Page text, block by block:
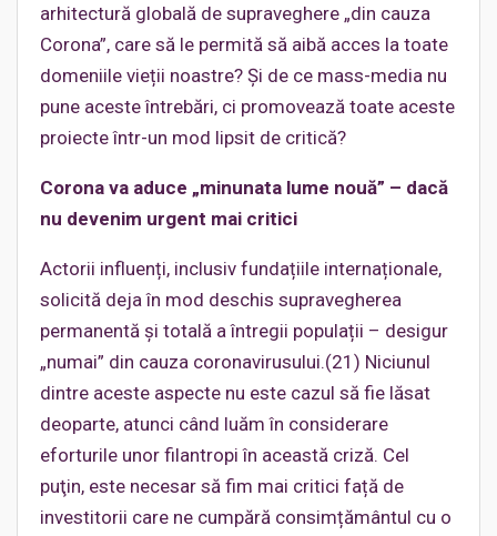
arhitectură globală de supraveghere „din cauza
Corona”, care să le permită să aibă acces la toate
domeniile vieții noastre? Și de ce mass-media nu
pune aceste întrebări, ci promovează toate aceste
proiecte într-un mod lipsit de critică?
Corona va aduce „minunata lume nouă” – dacă
nu devenim urgent mai critici
Actorii influenți, inclusiv fundațiile internaționale,
solicită deja în mod deschis supravegherea
permanentă și totală a întregii populații – desigur
„numai” din cauza coronavirusului.(21) Niciunul
dintre aceste aspecte nu este cazul să fie lăsat
deoparte, atunci când luăm în considerare
eforturile unor filantropi în această criză. Cel
puţin, este necesar să fim mai critici față de
investitorii care ne cumpără consimțământul cu o